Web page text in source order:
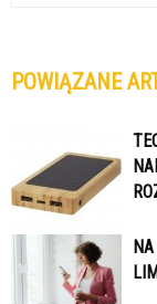
POWIĄZANE